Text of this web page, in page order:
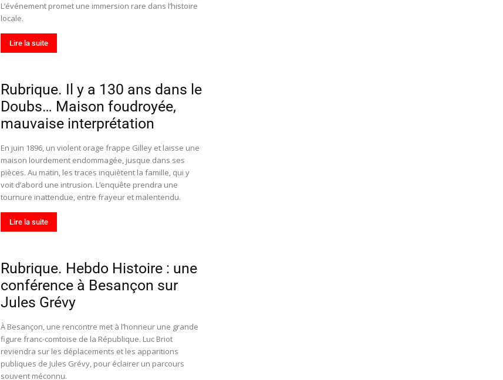
L’événement promet une immersion rare dans l’histoire
locale.
Lire la suite
Rubrique. Il y a 130 ans dans le
Doubs… Maison foudroyée,
mauvaise interprétation
En juin 1896, un violent orage frappe Gilley et laisse une
maison lourdement endommagée, jusque dans ses
pièces. Au matin, les traces inquiètent la famille, qui y
voit d’abord une intrusion. L’enquête prendra une
tournure inattendue, entre frayeur et malentendu.
Lire la suite
Rubrique. Hebdo Histoire : une
conférence à Besançon sur
Jules Grévy
À Besançon, une rencontre met à l’honneur une grande
figure franc-comtoise de la République. Luc Briot
reviendra sur les déplacements et les apparitions
publiques de Jules Grévy, pour éclairer un parcours
souvent méconnu.